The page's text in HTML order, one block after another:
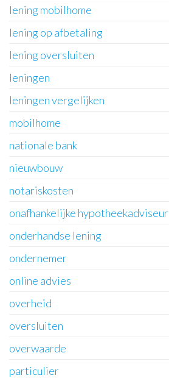
lening mobilhome
lening op afbetaling
lening oversluiten
leningen
leningen vergelijken
mobilhome
nationale bank
nieuwbouw
notariskosten
onafhankelijke hypotheekadviseur
onderhandse lening
ondernemer
online advies
overheid
oversluiten
overwaarde
particulier